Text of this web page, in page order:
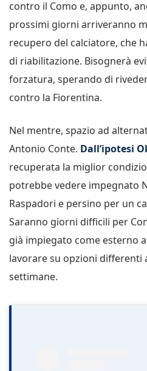
contro il Como e, appunto,
prossimi giorni arriveranno
recupero del calciatore, che
di riabilitazione. Bisognerà
forzatura, sperando di
contro la Fiorentina.
Nel mentre, spazio ad
Antonio Conte. Dall’ipotesi
recuperata la miglior
potrebbe vedere impegnato
Raspadori e persino per un
Saranno giorni difficili per
già impiegato come esterno
lavorare su opzioni differenti
settimane.